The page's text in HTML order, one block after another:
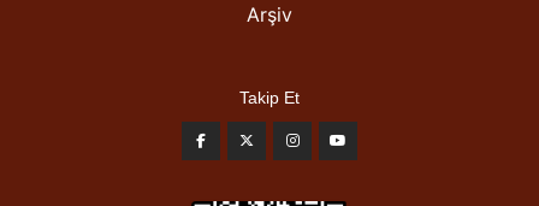
Arşiv
Takip Et